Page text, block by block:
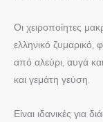
Οι χειροποίητες
ελληνικό ζυμαρικό,
από αλεύρι, αυγά
και γεμάτη γεύση.
Είναι ιδανικές για